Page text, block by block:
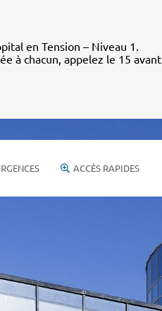
en Tension – Niveau 1.
à chacun, appelez le 15 avant
ACCÈS RAPIDES